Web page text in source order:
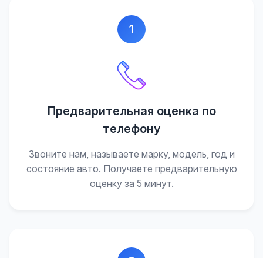
1
Предварительная оценка по
телефону
Звоните нам, называете марку, модель, год и
состояние авто. Получаете предварительную
оценку за 5 минут.